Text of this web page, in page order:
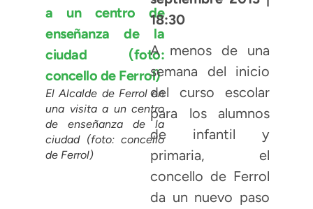
El Alcalde de Ferrol en
una visita a un centro
de enseñanza de la
ciudad (foto: concello
de Ferrol)
18:30
A menos de una
semana del inicio
del curso escolar
para los alumnos
de infantil y
primaria, el
concello de Ferrol
da un nuevo paso